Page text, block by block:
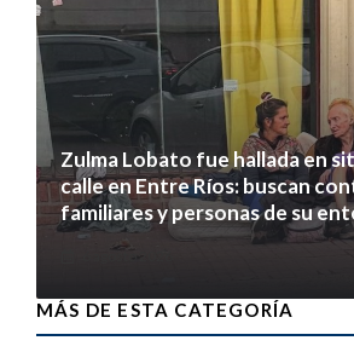
Zulma Lobato fue hallada en
calle en Entre Ríos: buscan
familiares y personas de su
MÁS DE ESTA CATEGORÍA